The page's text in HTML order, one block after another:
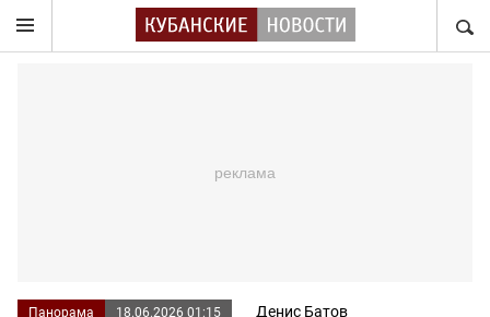
Панорама 18.06.2026 01:15 Денис Батов